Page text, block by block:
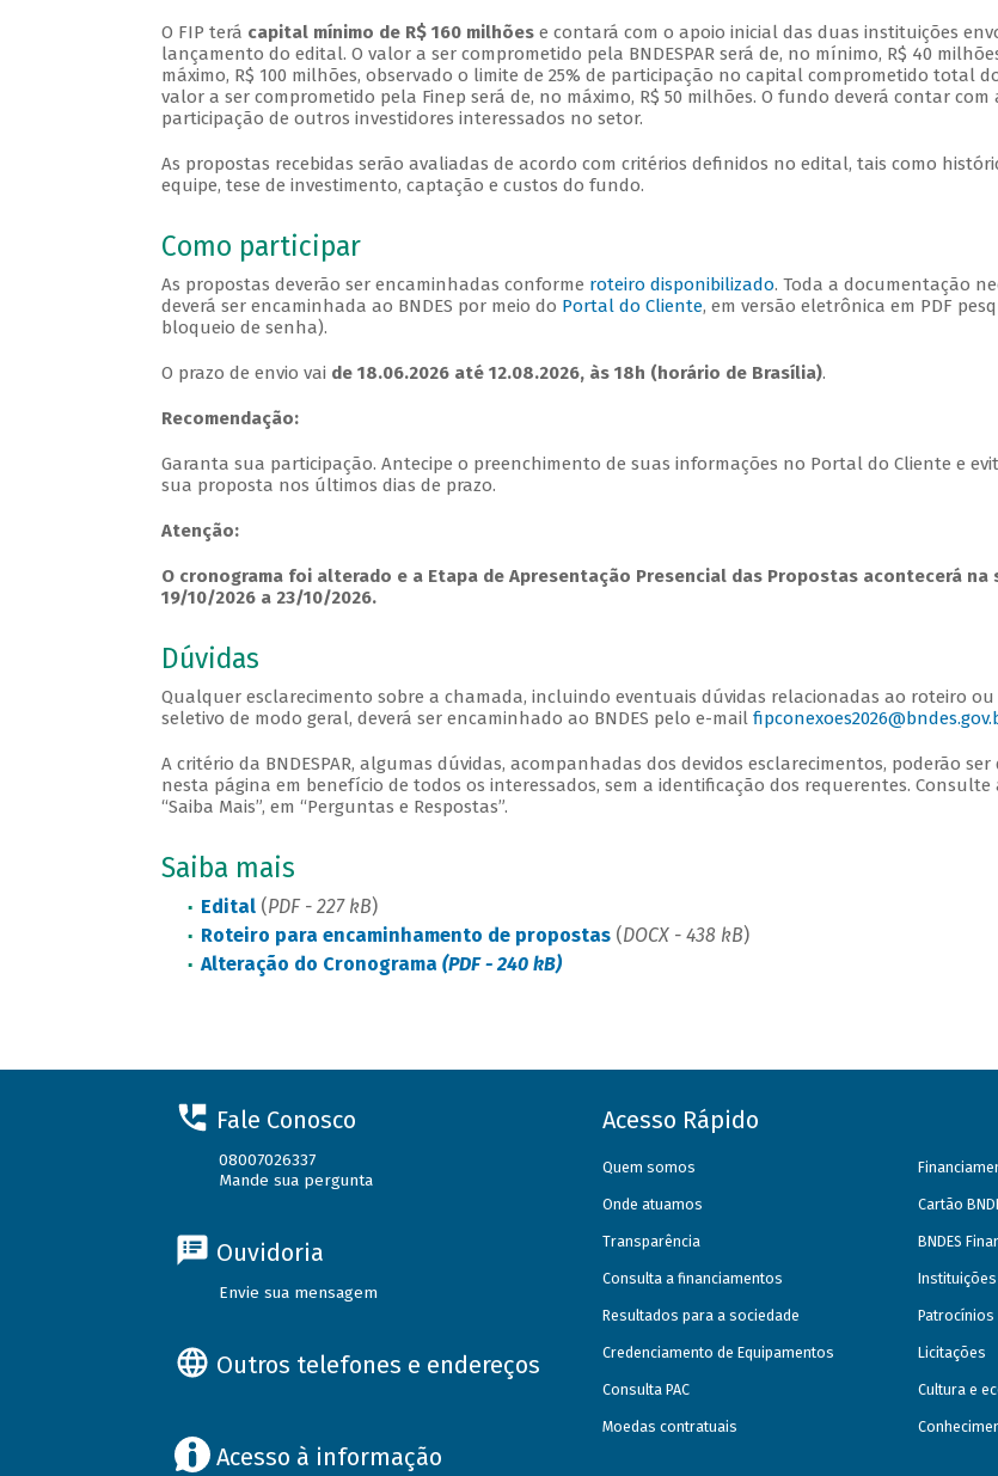
O FIP terá capital mínimo de R$ 160 milhõese contará com o apoio inicial das duas instituições
lançamento do edital. O valor a ser comprometido pela BNDESPAR será de, no mínimo, R$ 40
máximo, R$ 100 milhões, observado o limite de 25% de participação no capital comprometido total
valor a ser comprometido pela Finep será de, no máximo, R$ 50 milhões. O fundo deverá contar com
participação de outros investidores interessados no setor.
As propostas recebidas serão avaliadas de acordo com critérios definidos no edital, tais como
equipe, tese de investimento, captação e custos do fundo.
Como participar
As propostas deverão ser encaminhadas conforme roteiro disponibilizado. Toda a documentação
deverá ser encaminhada ao BNDES por meio do Portal do Cliente, em versão eletrônica em PDF
bloqueio de senha).
O prazo de envio vai de 18.06.2026 até 12.08.2026, às 18h (horário de Brasília).
Recomendação:
Garanta sua participação. Antecipe o preenchimento de suas informações no Portal do Cliente e
sua proposta nos últimos dias de prazo.
Atenção:
O cronograma foi alterado e a Etapa de Apresentação Presencial das Propostas acontecerá na
19/10/2026 a 23/10/2026.
Dúvidas
Qualquer esclarecimento sobre a chamada, incluindo eventuais dúvidas relacionadas ao roteiro ou
seletivo de modo geral, deverá ser encaminhado ao BNDES pelo e-mail
A critério da BNDESPAR, algumas dúvidas, acompanhadas dos devidos esclarecimentos, poderão
nesta página em benefício de todos os interessados, sem a identificação dos requerentes. Consulte
“Saiba Mais”, em “Perguntas e Respostas”.
Saiba mais
Edital(PDF - 227 kB)
Roteiro para encaminhamento de propostas(DOCX - 438 kB)
Alteração do Cronograma (PDF - 240 kB)
Fale Conosco
08007026337
Mande sua pergunta
Ouvidoria
Envie sua mensagem
Outros telefones e endereços
Acesso à informação
Acesso Rápido
Quem somos
Onde atuamos
Transparência
Consulta a financiamentos
Resultados para a sociedade
Credenciamento de Equipamentos
Consulta PAC
Moedas contratuais
Cartão
BNDES
Patrocínios
Licitações
Cultura e